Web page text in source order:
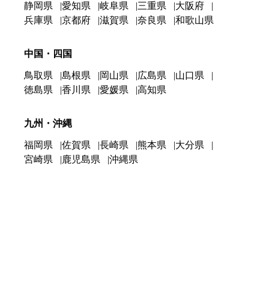
静岡県 愛知県 岐阜県 三重県
大阪府
兵庫県
京都府 滋賀県 奈良県 和歌山県
中国・四国
鳥取県 島根県 岡山県 広島県
山口県
徳島県
香川県 愛媛県 高知県
九州・沖縄
福岡県 佐賀県 長崎県 熊本県
大分県
宮崎県
鹿児島県 沖縄県